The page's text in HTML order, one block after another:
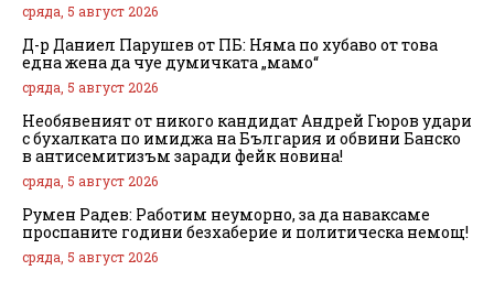
сряда, 5 август 2026
Д-р Даниел Парушев от ПБ: Няма по хубаво от това
една жена да чуе думичката „мамо“
сряда, 5 август 2026
Необявеният от никого кандидат Андрей Гюров удари
с бухалката по имиджа на България и обвини Банско
в антисемитизъм заради фейк новина!
сряда, 5 август 2026
Румен Радев: Работим неуморно, за да наваксаме
проспаните години безхаберие и политическа немощ!
сряда, 5 август 2026